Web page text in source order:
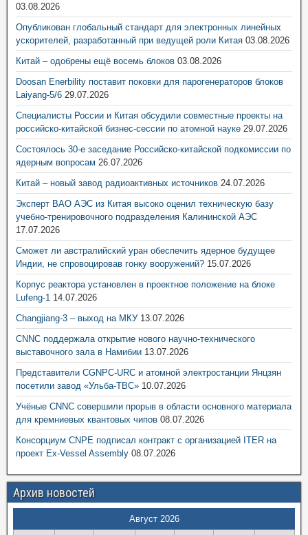
03.08.2026
Опубликован глобальный стандарт для электронных линейных
ускорителей, разработанный при ведущей роли Китая 03.08.2026
Китай – одобрены ещё восемь блоков 03.08.2026
Doosan Enerbility поставит поковки для парогенераторов блоков
Laiyang-5/6 29.07.2026
Специалисты России и Китая обсудили совместные проекты на
российско-китайской бизнес-сессии по атомной науке 29.07.2026
Состоялось 30-е заседание Российско-китайской подкомиссии по
ядерным вопросам 26.07.2026
Китай – новый завод радиоактивных источников 24.07.2026
Эксперт ВАО АЭС из Китая высоко оценил техническую базу
учебно-тренировочного подразделения Калининской АЭС
17.07.2026
Сможет ли австралийский уран обеспечить ядерное будущее
Индии, не спровоцировав гонку вооружений? 15.07.2026
Корпус реактора установлен в проектное положение на блоке
Lufeng-1 14.07.2026
Changjiang-3 – выход на МКУ 13.07.2026
CNNC поддержала открытие нового научно-технического
выставочного зала в Намибии 13.07.2026
Представители CGNPC-URC и атомной электростанции Янцзян
посетили завод «Ульба-ТВС» 10.07.2026
Учёные CNNC совершили прорыв в области основного материала
для кремниевых квантовых чипов 08.07.2026
Консорциум CNPE подписал контракт с организацией ITER на
проект Ex-Vessel Assembly 08.07.2026
Архив новостей
Август 2026